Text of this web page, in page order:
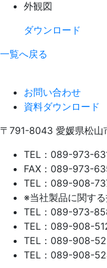
外観図
ダウンロード
一覧へ戻る
お問い合わせ
資料ダウンロード
〒791-8043 愛媛県松
TEL：089-973-
FAX：089-973-
TEL：089-908-
※当社製品に関す
TEL：089-973-
TEL：089-908-
TEL：089-908-
TEL：089-908-